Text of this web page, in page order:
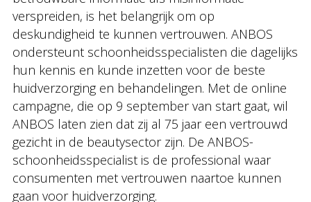
verspreiden, is het belangrijk om op
deskundigheid te kunnen vertrouwen. ANBOS
ondersteunt schoonheidsspecialisten die dagelijks
hun kennis en kunde inzetten voor de beste
huidverzorging en behandelingen. Met de online
campagne, die op 9 september van start gaat, wil
ANBOS laten zien dat zij al 75 jaar een vertrouwd
gezicht in de beautysector zijn. De ANBOS-
schoonheidsspecialist is de professional waar
consumenten met vertrouwen naartoe kunnen
gaan voor huidverzorging.